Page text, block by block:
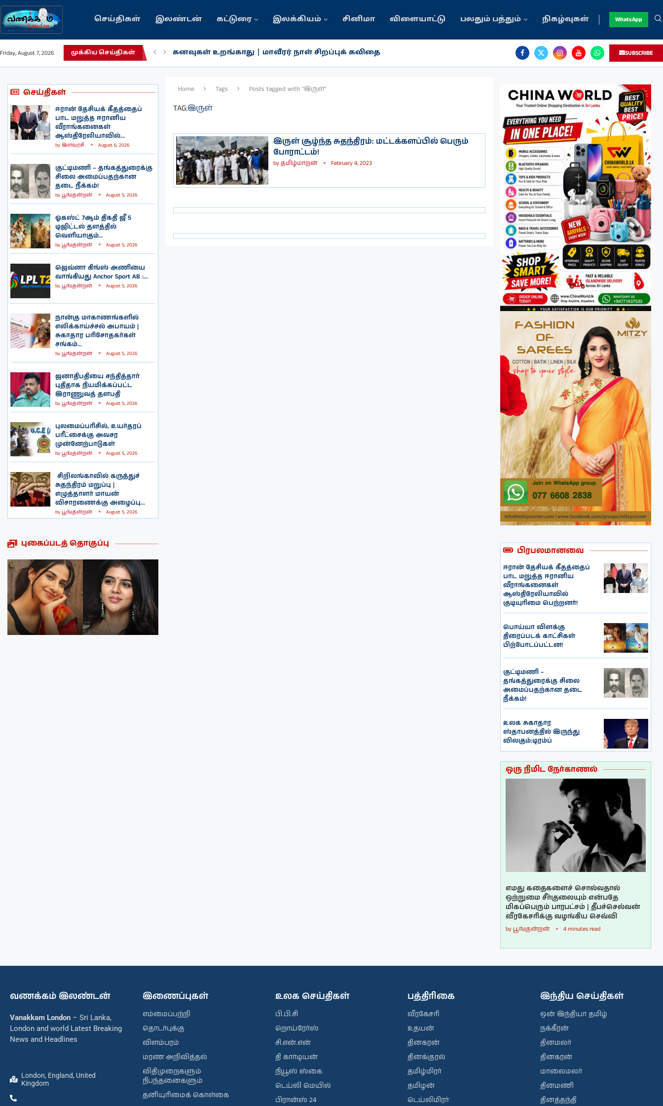
செய்திகள் இலண்டன் கட்டுரை இலக்கியம் சினிமா விளையாட்டு பலதும் பத்தும் நிகழ்வுகள் WhatsApp
Friday, August 7, 2026 முக்கிய செய்திகள் கனவுகள் உறங்காது | மாவீரர் நாள் சிறப்புக் கவிதை SUBSCRIBE
செய்திகள்
ஈரான் தேசியக் கீதத்தைப்
பாட மறுத்த ஈரானிய
வீராங்கனைகள்
ஆஸ்திரேலியாவில்...
by இளவரசி August 6, 2026
குட்டிமணி – தங்கத்துரைக்கு
சிலை அமைப்பதற்கான
தடை நீக்கம்!
by பூங்குன்றன் August 5, 2026
ஓகஸ்ட் 7ஆம் திகதி ஜீ 5
டிஜிட்டல் தளத்தில்
வெளியாகும்...
by பூங்குன்றன் August 5, 2026
ஜெவ்னா கிங்ஸ் அணியை
வாங்கியது Anchor Sport AB :...
by பூங்குன்றன் August 5, 2026
நான்கு மாகாணங்களில்
எலிக்காய்ச்சல் அபாயம் |
சுகாதார பரிசோதகர்கள்
சங்கம்...
by பூங்குன்றன் August 5, 2026
ஜனாதிபதியை சந்தித்தார்
புதிதாக நியமிக்கப்பட்ட
இராணுவத் தளபதி
by பூங்குன்றன் August 5, 2026
புலமைப்பரிசில், உயர்தரப்
பரீட்சைக்கு அவசர
முன்னேற்பாடுகள்
by பூங்குன்றன் August 5, 2026
சிறிலங்காவில் கருத்துச்
சுதந்திரம் மறுப்பு |
எழுத்தாளர் மாயன்
விசாரணைக்கு அழைப்பு...
by பூங்குன்றன் August 5, 2026
புகைப்படத் தொகுப்பு
நடிகை மீனாக்க்ஷி
சௌத்திரியின்
புகைப்படத்தொகுப்பு
நடிகை ருக்மணி
வசந்தின்
புகைப்படத்தொகுப்பு
Home Tags Posts tagged with "இருள்"
TAG:இருள்
இருள் சூழ்ந்த சுதந்திரம்: மட்டக்களப்பில் பெரும்
போராட்டம்!
byதமிழ்மாறன் February 4, 2023
பிரபலமானவை
ஈரான் தேசியக் கீதத்தைப்
பாட மறுத்த ஈரானிய
வீராங்கனைகள்
ஆஸ்திரேலியாவில்
குடியுரிமை பெற்றனர்!
பொய்யா விளக்கு
திரைப்படக் காட்சிகள்
பிற்போடப்பட்டன!
குட்டிமணி –
தங்கத்துரைக்கு சிலை
அமைப்பதற்கான தடை
நீக்கம்!
உலக சுகாதார
ஸ்தாபனத்தில் இருந்து
விலகும்:டிரம்ப்
ஒரு நிமிட நேர்காணல்
எமது கதைகளைச் சொல்வதால்
ஒற்றுமை சீர்குலையும் என்பதே
மிகப்பெரும் பாரபட்சம் | தீபச்செல்வன்
வீரகேசரிக்கு வழங்கிய செவ்வி
by பூங்குன்றன் 4 minutes read
வணக்கம் இலண்டன்
Vanakkam London – Sri Lanka,
London and world Latest Breaking
News and Headlines
London, England, United
Kingdom
இணைப்புகள்
எம்மைப்பற்றி
தொடர்புக்கு
விளம்பரம்
மரண அறிவித்தல்
விதிமுறைகளும்
நிபந்தனைகளும்
தனியுரிமைக் கொள்கை
உலக செய்திகள்
பி.பி.சி
றொய்ரேர்ஸ்
சி.என்.என்
தி கார்டியன்
நியூஸ் ஸ்கை
டெய்லி மெயில்
பிரான்ஸ் 24
பத்திரிகை
வீரகேசரி
உதயன்
தினகரன்
தினக்குரல்
தமிழ்மிரர்
தமிழன்
டெய்லிமிரர்
இந்திய செய்திகள்
ஒன் இந்தியா தமிழ்
நக்கீரன்
தினமலர்
தினகரன்
மாலைமலர்
தினமணி
தினத்தந்தி